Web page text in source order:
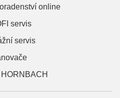
online
servis
servis